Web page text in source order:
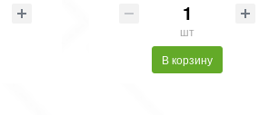
шт
В корзину